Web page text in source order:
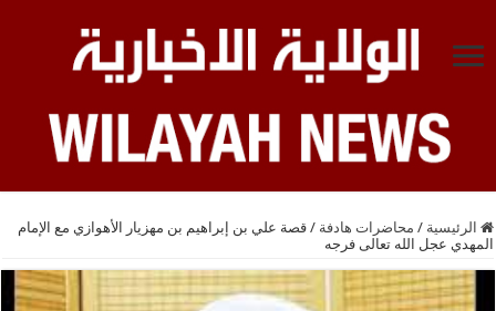
الرئيسية / محاضرات هادفة / قصة علي بن إبراهيم بن مهزيار الأهوازي مع الإمام
المهدي عجل الله تعالى فرجه